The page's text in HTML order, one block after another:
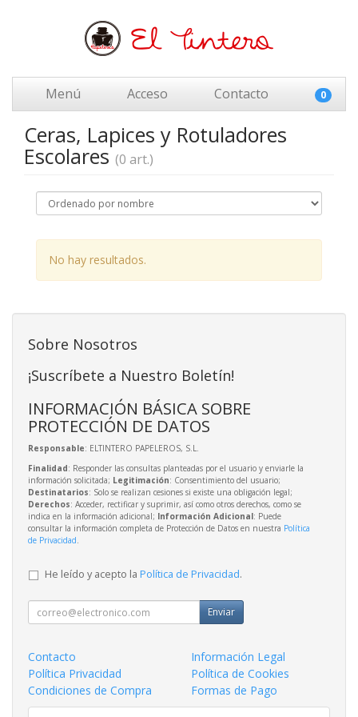
Menú Acceso Contacto 0
Ceras, Lapices y Rotuladores
Escolares(0 art.)
No hay resultados.
Sobre Nosotros
¡Suscríbete a Nuestro Boletín!
INFORMACIÓN BÁSICA SOBRE
PROTECCIÓN DE DATOS
Responsable: ELTINTERO PAPELEROS, S.L.
Finalidad: Responder las consultas planteadas por el usuario y enviarle la
información solicitada; Legitimación: Consentimiento del usuario;
Destinatarios: Solo se realizan cesiones si existe una obligación legal;
Derechos: Acceder, rectificar y suprimir, así como otros derechos, como se
indica en la información adicional; Información Adicional: Puede
consultar la información completa de Protección de Datos en nuestra Política
de Privacidad.
He leído y acepto la Política de Privacidad.
Enviar
Contacto
Información Legal
Política Privacidad
Política de Cookies
Condiciones de Compra
Formas de Pago